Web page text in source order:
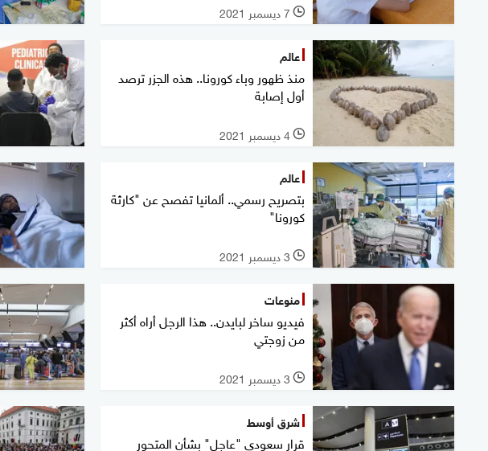
l 7 ديسمبر 2021
عالم
منذ ظهور وباء كورونا.. هذه الجزر ترصد
أول إصابة
l 4 ديسمبر 2021
عالم
بتصريح رسمي.. ألمانيا تفصح عن "كارثة
كورونا"
l 3 ديسمبر 2021
منوعات
فيديو ساخر لبايدن.. هذا الرجل أراه أكثر
من زوجتي
l 3 ديسمبر 2021
شرق أوسط
قرار سعودي "عاجل" بشأن المتحور